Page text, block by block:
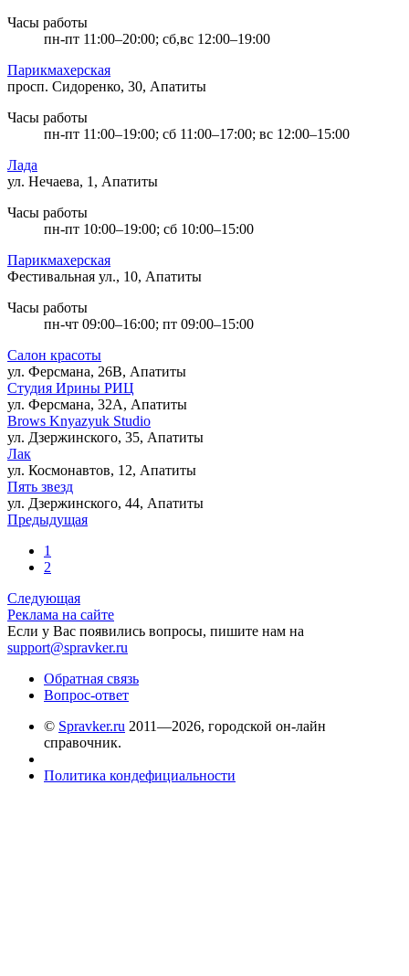
Часы работы
пн-пт 11:00–20:00; сб,вс 12:00–19:00
Парикмахерская
просп. Сидоренко, 30, Апатиты
Часы работы
пн-пт 11:00–19:00; сб 11:00–17:00; вс 12:00–15:00
Лада
ул. Нечаева, 1, Апатиты
Часы работы
пн-пт 10:00–19:00; сб 10:00–15:00
Парикмахерская
Фестивальная ул., 10, Апатиты
Часы работы
пн-чт 09:00–16:00; пт 09:00–15:00
Салон красоты
ул. Ферсмана, 26В, Апатиты
Студия Ирины РИЦ
ул. Ферсмана, 32А, Апатиты
Brows Knyazyuk Studio
ул. Дзержинского, 35, Апатиты
Лак
ул. Космонавтов, 12, Апатиты
Пять звезд
ул. Дзержинского, 44, Апатиты
Предыдущая
1
2
Следующая
Реклама на сайте
Если у Вас появились вопросы, пишите нам на
support@spravker.ru
Обратная связь
Вопрос-ответ
© Spravker.ru 2011—2026, городской он-лайн
справочник.
Политика кондефициальности